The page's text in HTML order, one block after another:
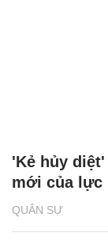
QUÂN SỰ
'Kẻ hủy
mới của lực